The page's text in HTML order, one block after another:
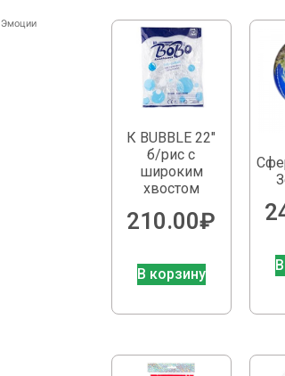
Эмоции
К BUBBLE 22″
б/рис с
широким
хвостом
210.00₽
В корзину